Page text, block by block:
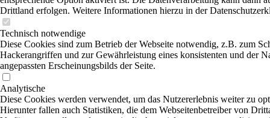
Drittland erfolgen. Weitere Informationen hierzu in der
Technisch notwendige
Diese Cookies sind zum Betrieb der Webseite notwendig, z.B. zum
Hackerangriffen und zur Gewährleistung eines konsistenten und der
angepassten Erscheinungsbilds der Seite.
Analytische
Diese Cookies werden verwendet, um das Nutzererlebnis weiter zu
Hierunter fallen auch Statistiken, die dem Webseitenbetreiber von